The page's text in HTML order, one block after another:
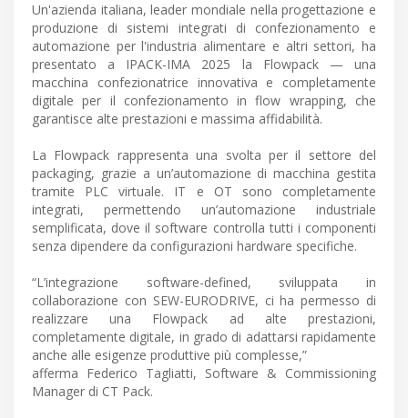
Un'azienda italiana, leader mondiale nella progettazione e
produzione di sistemi integrati di confezionamento e
automazione per l'industria alimentare e altri settori, ha
presentato a IPACK-IMA 2025 la Flowpack — una
macchina confezionatrice innovativa e completamente
digitale per il confezionamento in flow wrapping, che
garantisce alte prestazioni e massima affidabilità.
La Flowpack rappresenta una svolta per il settore del
packaging, grazie a un’automazione di macchina gestita
tramite PLC virtuale. IT e OT sono completamente
integrati, permettendo un’automazione industriale
semplificata, dove il software controlla tutti i componenti
senza dipendere da configurazioni hardware specifiche.
“L’integrazione software-defined, sviluppata in
collaborazione con SEW-EURODRIVE, ci ha permesso di
realizzare una Flowpack ad alte prestazioni,
completamente digitale, in grado di adattarsi rapidamente
anche alle esigenze produttive più complesse,”
afferma Federico Tagliatti, Software & Commissioning
Manager di CT Pack.